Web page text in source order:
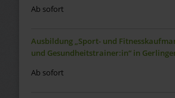
Ab sofort
Ausbildung „Sport- und
und Gesundheitstrainer:in“ in
Ab sofort